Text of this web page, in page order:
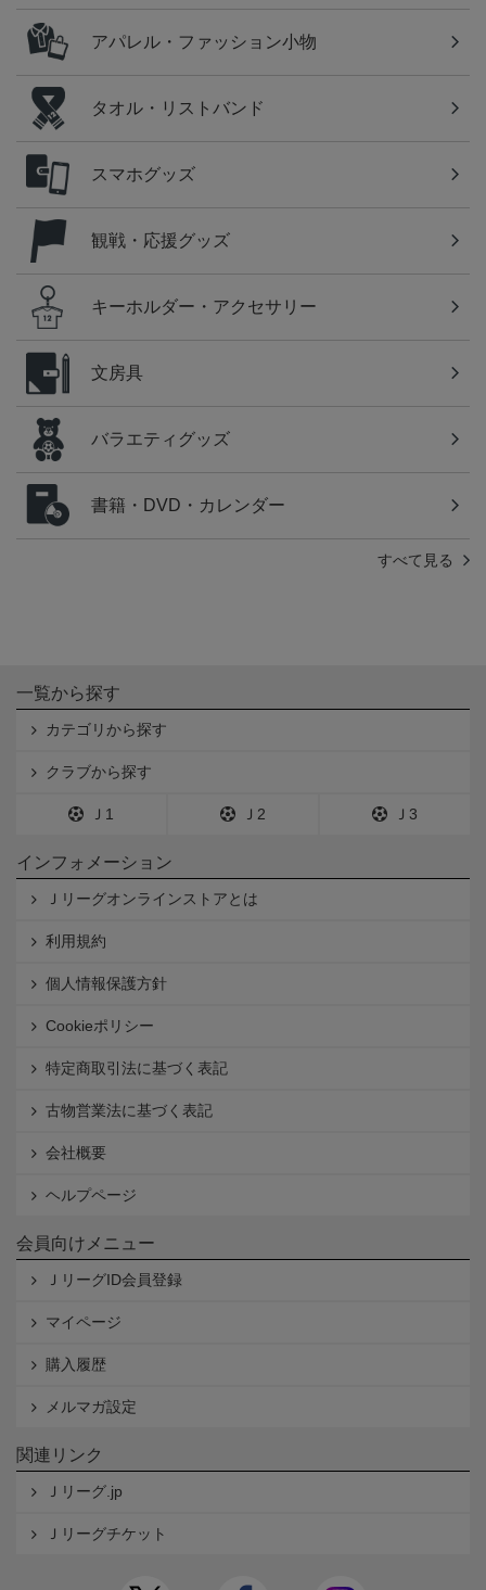
アパレル・ファッション小物
タオル・リストバンド
スマホグッズ
観戦・応援グッズ
キーホルダー・アクセサリー
文房具
バラエティグッズ
書籍・DVD・カレンダー
すべて見る
一覧から探す
カテゴリから探す
クラブから探す
Ｊ1 Ｊ2 Ｊ3
インフォメーション
Ｊリーグオンラインストアとは
利用規約
個人情報保護方針
Cookieポリシー
特定商取引法に基づく表記
古物営業法に基づく表記
会社概要
ヘルプページ
会員向けメニュー
ＪリーグID会員登録
マイページ
購入履歴
メルマガ設定
関連リンク
Ｊリーグ.jp
Ｊリーグチケット